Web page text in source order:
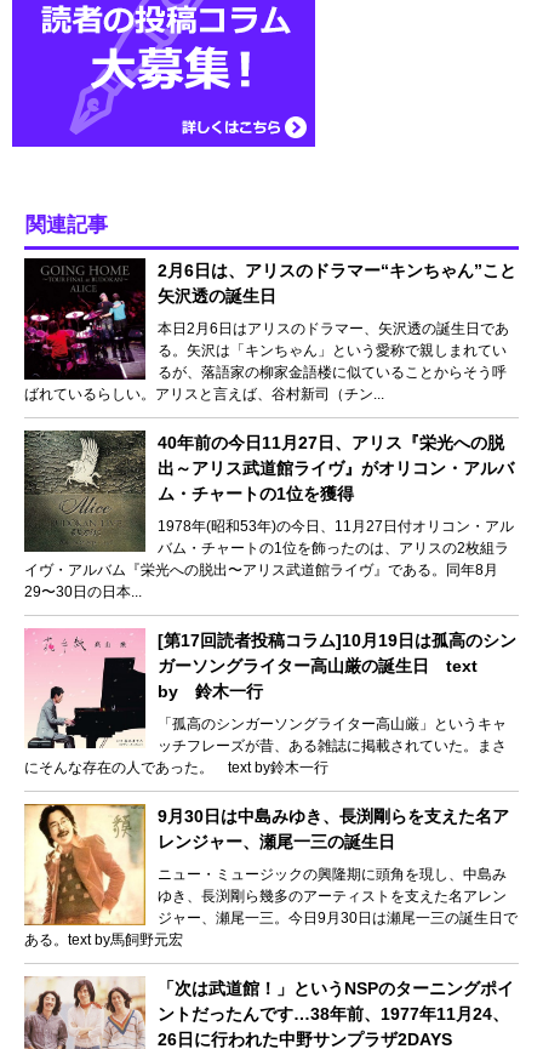
関連記事
2月6日は、アリスのドラマー“キンちゃん”こと
矢沢透の誕生日
本日2月6日はアリスのドラマー、矢沢透の誕生日であ
る。矢沢は「キンちゃん」という愛称で親しまれてい
るが、落語家の柳家金語楼に似ていることからそう呼
ばれているらしい。アリスと言えば、谷村新司（チン...
40年前の今日11月27日、アリス『栄光への脱
出～アリス武道館ライヴ』がオリコン・アルバ
ム・チャートの1位を獲得
1978年(昭和53年)の今日、11月27日付オリコン・アル
バム・チャートの1位を飾ったのは、アリスの2枚組ラ
イヴ・アルバム『栄光への脱出〜アリス武道館ライヴ』である。同年8月
29〜30日の日本...
[第17回読者投稿コラム]10月19日は孤高のシン
ガーソングライター高山厳の誕生日 text
by 鈴木一行
「孤高のシンガーソングライター高山厳」というキャ
ッチフレーズが昔、ある雑誌に掲載されていた。まさ
にそんな存在の人であった。 text by鈴木一行
9月30日は中島みゆき、長渕剛らを支えた名ア
レンジャー、瀬尾一三の誕生日
ニュー・ミュージックの興隆期に頭角を現し、中島み
ゆき、長渕剛ら幾多のアーティストを支えた名アレン
ジャー、瀬尾一三。今日9月30日は瀬尾一三の誕生日で
ある。text by馬飼野元宏
「次は武道館！」というNSPのターニングポイ
ントだったんです…38年前、1977年11月24、
26日に行われた中野サンプラザ2DAYS